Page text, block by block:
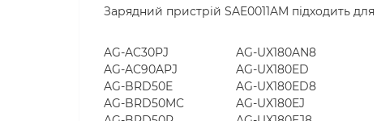
Зарядний пристрій SAE0011AM підходить
AG-AC30PJ AG-UX180AN8
AG-AC90APJ
AG-UX180ED
AG-BRD50E
AG-UX180ED8
AG-BRD50MC
AG-UX180EJ